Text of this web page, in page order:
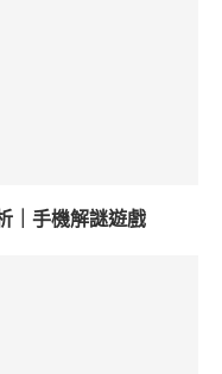
｜手機解謎遊戲